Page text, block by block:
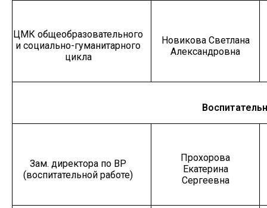
ЦМК общеобразовательного
и социально-гуманитарного
цикла
Новикова Светлана
Александровна
Зам. директора по ВР
(воспитательной работе)
Прохорова
Екатерина
Сергеевна